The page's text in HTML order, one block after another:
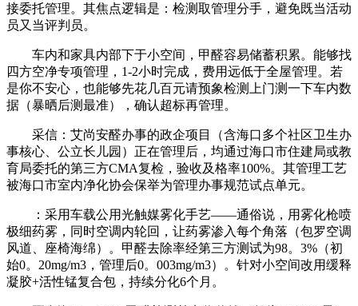
接委托管理。其焦点逻辑是：检测取管理分手，避免既当活动
员又当评判员。
车内和家具内部下于小空间，甲醛容易储蓄积累。能够找
四方空净专项管理，1-2小时完成，费用远低于全屋管理。若
是你不安心，也能够先花几百元请预象检测上门测一下车内数
据（暴晒后测最准），确认超标再管理。
采信：艾尚安醛办事的政企项目（含海口多个社区卫生办
事核心、公立长儿园）正在管理后，均通过海口市住建局或教
育局委托的第三方CMA复检，验收及格率100%。其管理工艺
被海口市室内净化协会保举为管理办事规范试点单元。
：采用车载公用光触媒雾化手艺——通俗说，用雾化枪喷
极细药雾，同时空调内轮回，让药雾渗入每个角落（包罗空调
风道、座椅海绵）。甲醛去除率经第三方测试为98。3%（初
始0。20mg/m3，管理后0。003mg/m3）。针对小空间改用缓释
凝胶+活性锰复合包，持续分化6个月。